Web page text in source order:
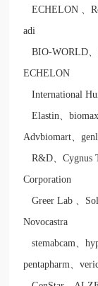
ECHELON
、
adi
BIO-WORLD 、
ECHELON
International
Elastin 、biomax
Advbiomart 、
R&D 、Cygnus
Corporation
Greer Lab
Novocastra
stemabcam 、
pentapharm 、